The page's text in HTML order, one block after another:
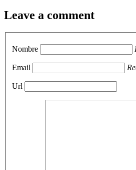
Leave a comment
Nombre
Email
Url